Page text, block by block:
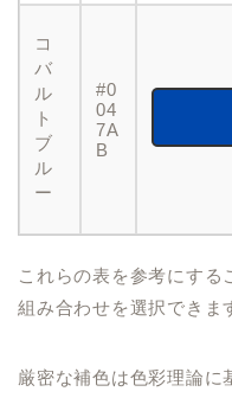
コ
バ
ル
ト
ブ
ル
ー
#0
04
7A
B
これらの表を参考にする
組み合わせを選択できま
厳密な補色は色彩理論に